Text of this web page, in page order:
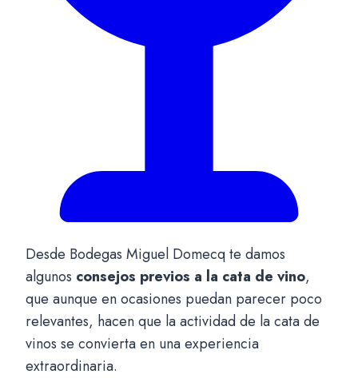
Desde Bodegas Miguel Domecq te damos
algunos consejos previos a la cata de vino,
que aunque en ocasiones puedan parecer poco
relevantes, hacen que la actividad de la cata de
vinos se convierta en una experiencia
extraordinaria.